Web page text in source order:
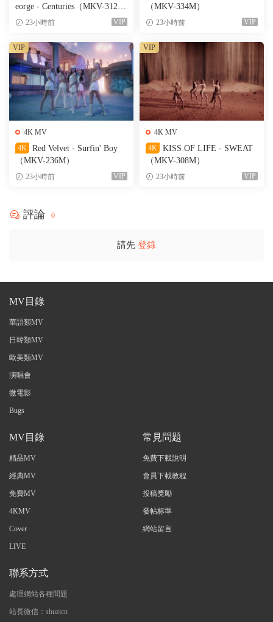
eorge - Centuries（MKV-312
M）23小時前 VIP
（MKV-334M）
23小時前 VIP
4K MV
4K
Red Velvet - Surfin' Boy
（MKV-236M）
23小時前 VIP
VIP
4K MV
4K
KISS OF LIFE - SWEAT
（MKV-308M）
23小時前 VIP
VIP
評論 0
請先 登錄
MV目錄
華語類MV
日韓類MV
歐美類MV
演唱會
微電影
Bugs
MV目錄
精品MV
經典MV
免費MV
4KMV
Cover
LIVE
常見問題
免費下載說明
會員下載教程
投稿獎勵
發帖标準
網站留言
聯系方式
處理網站各種問題
站長微信：shuzicn